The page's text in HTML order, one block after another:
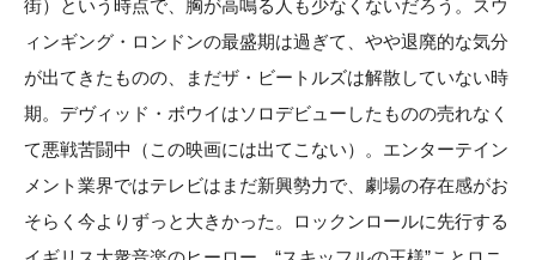
街）という時点で、胸が高鳴る人も少なくないだろう。スウ
ィンギング・ロンドンの最盛期は過ぎて、やや退廃的な気分
が出てきたものの、まだザ・ビートルズは解散していない時
期。デヴィッド・ボウイはソロデビューしたものの売れなく
て悪戦苦闘中（この映画には出てこない）。エンターテイン
メント業界ではテレビはまだ新興勢力で、劇場の存在感がお
そらく今よりずっと大きかった。ロックンロールに先行する